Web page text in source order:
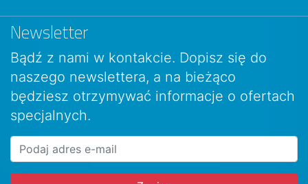
Newsletter
Bądź z nami w kontakcie. Dopisz się do
naszego newslettera, a na bieżąco
będziesz otrzymywać informacje o ofertach
specjalnych.